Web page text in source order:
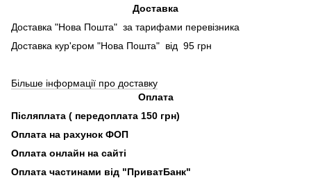
Доставка
Доставка "Нова Пошта" за тарифами перевізника
Доставка кур'єром "Нова Пошта" від 95 грн
Більше інформації про доставку
Оплата
Післяплата ( передоплата 150 грн)
Оплата на рахунок ФОП
Оплата онлайн на сайті
Оплата частинами від "ПриватБанк"